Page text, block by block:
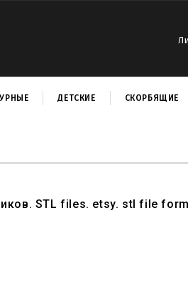
ДЕТСКИЕ СКОРБЯЩИЕ
. STL files. etsy. stl file